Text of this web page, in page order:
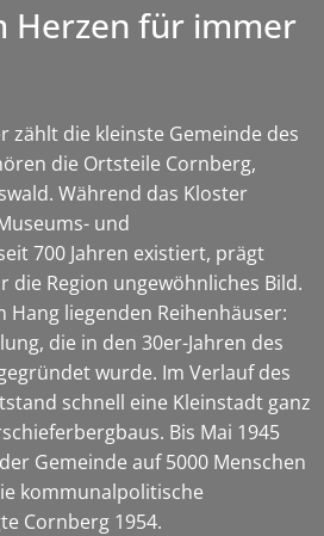
Herzen für immer
zählt die kleinste Gemeinde des
die Ortsteile Cornberg,
Während das Kloster
und
700 Jahren existiert, prägt
die Region ungewöhnliches Bild.
Hang liegenden Reihenhäuser:
die in den 30er-Jahren des
wurde. Im Verlauf des
schnell eine Kleinstadt ganz
Bis Mai 1945
Gemeinde auf 5000 Menschen
kommunalpolitische
Cornberg 1954.